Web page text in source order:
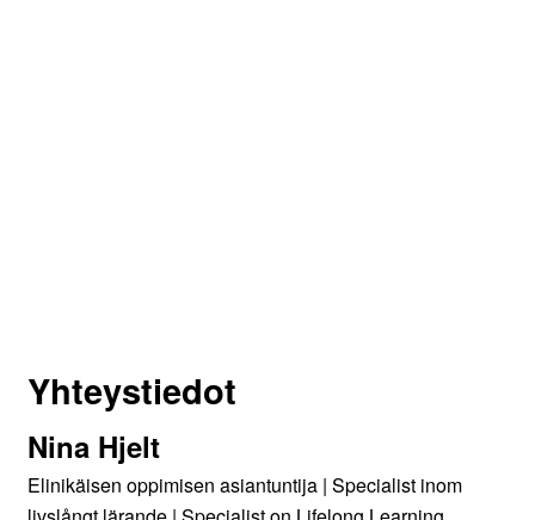
Yhteystiedot
Nina Hjelt
Elinikäisen oppimisen asiantuntija | Specialist inom